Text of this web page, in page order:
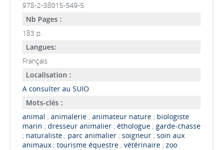
978-2-38015-549-5
Nb Pages :
183 p.
Langues:
Français
Localisation :
A consulter au SUIO
Mots-clés :
animal ; animalerie; animateur nature; biologiste
marin ; dresseur animalier; éthologue; garde-chasse
; naturaliste; parc animalier; soigneur; soin aux
animaux; tourisme équestre; vétérinaire; zoo